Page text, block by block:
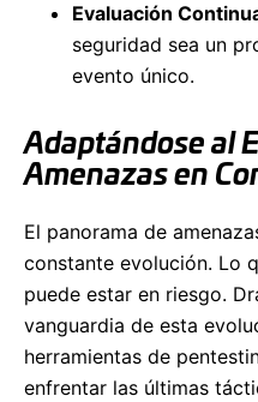
Evaluación
seguridad sea un
evento único.
Adaptándose al
Amenazas en
El panorama de
constante evolución. Lo
puede estar en riesgo.
vanguardia de esta
herramientas de
enfrentar las últimas